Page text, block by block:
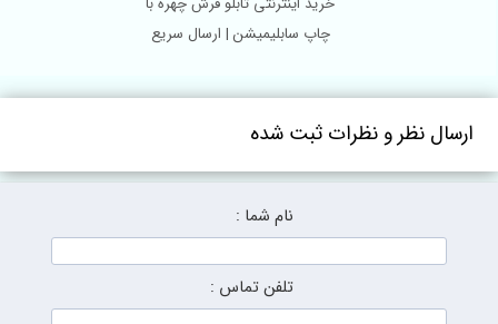
چاپ سابلیمیشن | ارسال سریع
نظر و نظرات ثبت شده
تلفن تماس :